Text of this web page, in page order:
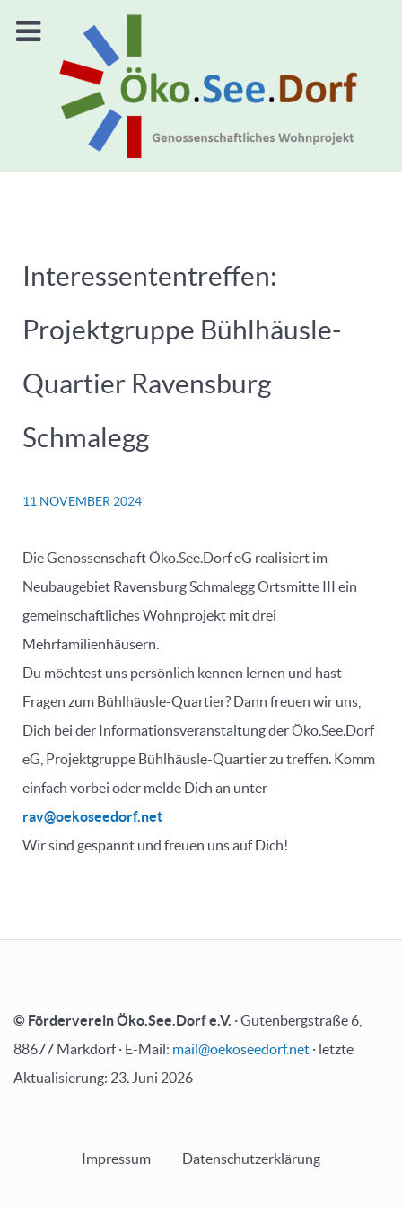
Interessententreffen:
Projektgruppe Bühlhäusle-
Quartier Ravensburg
Schmalegg
11 NOVEMBER 2024
Die Genossenschaft Öko.See.Dorf eG realisiert im
Neubaugebiet Ravensburg Schmalegg Ortsmitte III ein
gemeinschaftliches Wohnprojekt mit drei
Mehrfamilienhäusern.
Du möchtest uns persönlich kennen lernen und hast
Fragen zum Bühlhäusle-Quartier? Dann freuen wir uns,
Dich bei der Informationsveranstaltung der Öko.See.Dorf
eG, Projektgruppe Bühlhäusle-Quartier zu treffen. Komm
einfach vorbei oder melde Dich an unter
rav@oekoseedorf.net
Wir sind gespannt und freuen uns auf Dich!
© Förderverein Öko.See.Dorf e.V. · Gutenbergstraße 6,
88677 Markdorf · E-Mail: mail@oekoseedorf.net · letzte
Aktualisierung: 23. Juni 2026
Impressum Datenschutzerklärung